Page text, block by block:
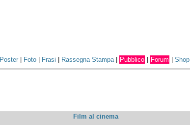
Poster Foto Frasi Rassegna Stampa| Pubblico Forum |Shop
Film al cinema